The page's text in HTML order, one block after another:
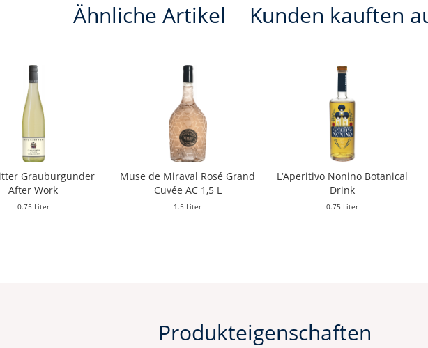
Ähnliche Artikel Kunden kauften
Grauburgunder
After Work
0.75 Liter
Muse de Miraval Rosé Grand
Cuvée AC 1,5 L
1.5 Liter
L‘Aperitivo Nonino Botanical
Drink
0.75 Liter
Produkteigenschaften